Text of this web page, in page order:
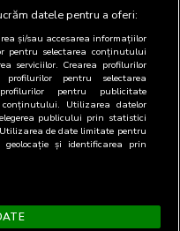
datele pentru a oferi:
și/sau accesarea informațiilor
pentru selectarea conținutului
serviciilor. Crearea profilurilor
pentru selectarea
pentru publicitate
conținutului. Utilizarea datelor
publicului prin statistici
de date limitate pentru
și identificarea prin